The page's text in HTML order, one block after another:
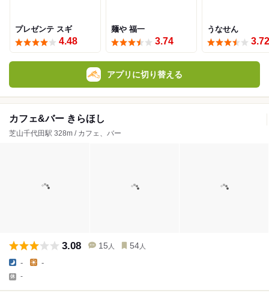
プレゼンテ スギ
4.48
麺や 福一
3.74
うなせん
3.72
アプリに切り替える
カフェ&バー きらほし
芝山千代田駅 328m / カフェ、バー
3.08 15 人 54 人
- -
-